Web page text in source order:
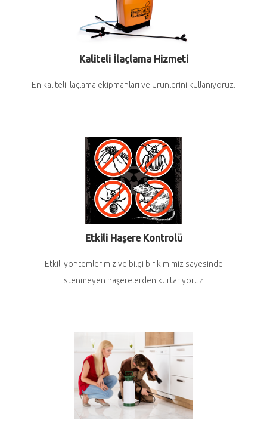
Kaliteli İlaçlama Hizmeti
En kaliteli ilaçlama ekipmanları ve ürünlerini kullanıyoruz.
Etkili Haşere Kontrolü
Etkili yöntemlerimiz ve bilgi birikimimiz sayesinde
istenmeyen haşerelerden kurtarıyoruz.